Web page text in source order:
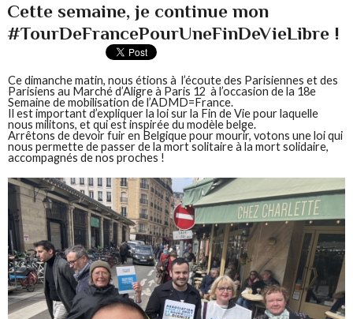
Cette semaine, je continue mon
#TourDeFrancePourUneFinDeVieLibre !
Ce dimanche matin, nous étions à l’écoute des Parisiennes et des
Parisiens au Marché d’Aligre à Paris 12 à l’occasion de la 18e
Semaine de mobilisation de l’ADMD=France.
Il est important d’expliquer la loi sur la Fin de Vie pour laquelle
nous militons, et qui est inspirée du modèle belge.
Arrêtons de devoir fuir en Belgique pour mourir, votons une loi qui
nous permette de passer de la mort solitaire à la mort solidaire,
accompagnés de nos proches !